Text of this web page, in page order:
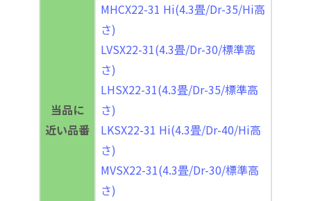
当品に
近い品番
MHCX22-31 Hi(4.3畳/Dr-35/Hi高
さ)
LVSX22-31(4.3畳/Dr-30/標準高
さ)
LHSX22-31(4.3畳/Dr-35/標準高
さ)
LKSX22-31 Hi(4.3畳/Dr-40/Hi高
さ)
MVSX22-31(4.3畳/Dr-30/標準高
さ)